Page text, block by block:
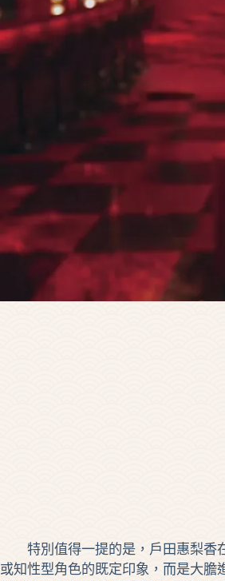
特別值得一提的是，戶田惠梨香在
或知性型角色的既定印象，而是大膽